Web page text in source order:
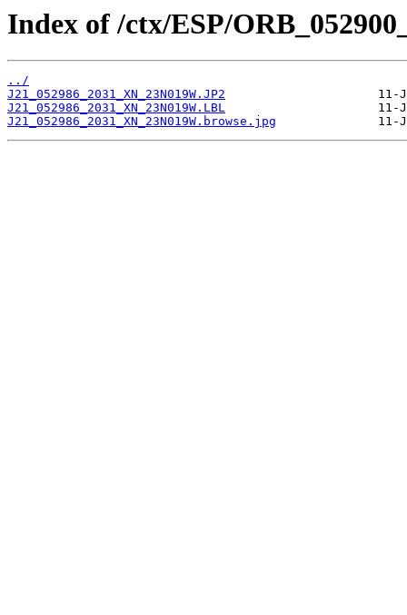
Index of /ctx/ESP/
../
J21_052986_2031_XN_23N019W.JP2
J21_052986_2031_XN_23N019W.LBL
J21_052986_2031_XN_23N019W.browse.jpg